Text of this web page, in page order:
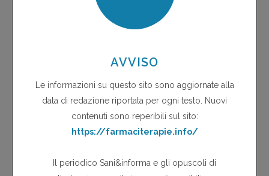
Desmopressina spray nasale
Edema maculare in pazienti trattati con rosiglitazone
Efalizumab
Effetti avversi oftalmici dei bifosfonati
Effetti indesiderati
Effetti indesiderati degli inibitori selettivi della COX-2
COX-2 inibitori